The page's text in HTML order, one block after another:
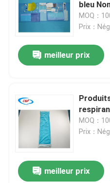
bleu
MOQ：
Prix：
meilleur prix
MOQ：
Prix：
meilleur prix